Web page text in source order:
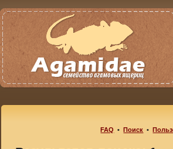
FAQ •Поиск •